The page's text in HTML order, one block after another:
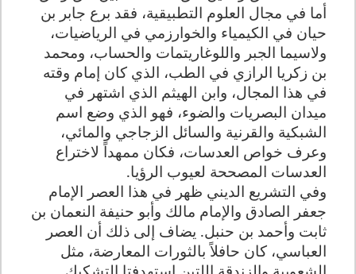
أما في مجال العلوم التطبيقية، فقد برع جابر بن
حيان في الكيمياء والخوارزمي في الرياضيات،
ولاسيما الجبر واللوغاريتمات والحساب، ومحمد
بن زكريا الرازي في الطب، الذي كان إمام وقته
في هذا المجال، وابن الهيثم الذي اشتهر في
ميدان البصريات والضوء، فهو الذي وضع اسم
الشبكية والقرنية والسائل الزجاجي والمائي،
وعرف خواص العدسات، فكان ممهداً لاختراع
العدسات المصححة لعيوب الرؤيا.
وفي التشريع الديني ظهر في هذا العصر الإمام
جعفر الصادق والإمام مالك وأبو حنيفة النعمان بن
ثابت وأحمد بن حنبل. يضاف إلى ذلك أن العصر
العباسي، كان حافلاً بالثورات المعارضة، مثل